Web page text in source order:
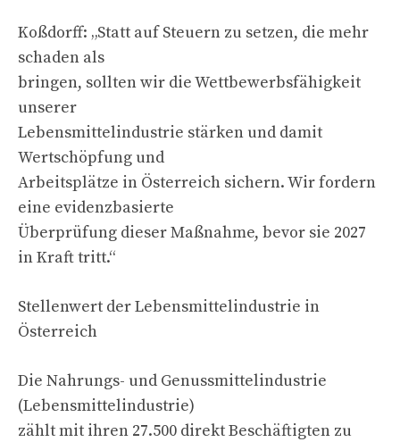
Koßdorff: „Statt auf Steuern zu setzen, die mehr
schaden als
bringen, sollten wir die Wettbewerbsfähigkeit
unserer
Lebensmittelindustrie stärken und damit
Wertschöpfung und
Arbeitsplätze in Österreich sichern. Wir fordern
eine evidenzbasierte
Überprüfung dieser Maßnahme, bevor sie 2027
in Kraft tritt.“
Stellenwert der Lebensmittelindustrie in
Österreich
Die Nahrungs- und Genussmittelindustrie
(Lebensmittelindustrie)
zählt mit ihren 27.500 direkt Beschäftigten zu